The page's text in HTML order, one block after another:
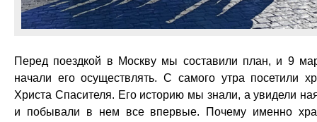
Перед поездкой в Москву мы составили план, и 9
начали его осуществлять. С самого утра посетили
Христа Спасителя. Его историю мы знали, а увидели
и побывали в нем все впервые. Почему именно